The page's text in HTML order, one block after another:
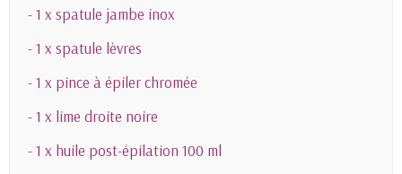
- 1 x spatule jambe inox
- 1 x spatule lèvres
- 1 x pince à épiler chromée
- 1 x lime droite noire
- 1 x huile post-épilation 100 ml